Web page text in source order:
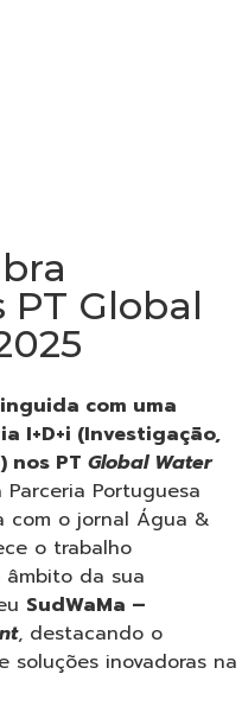
Global
com uma
I+D+i (Investigação,
nos PT Global Water
Portuguesa
com o jornal Água &
o trabalho
âmbito da sua
SudWaMa –
, destacando o
soluções inovadoras na